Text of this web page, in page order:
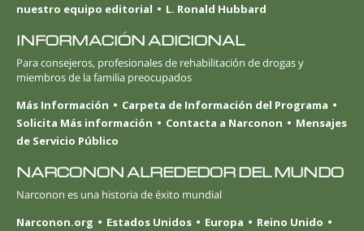
nuestro equipo editorial
L. Ronald Hubbard
INFORMACIÓN ADICIONAL
Para consejeros, profesionales de rehabilitación de drogas y
miembros de la familia preocupados
Más Información
Carpeta de Información del Programa
Solicita Más información
Contacta a Narconon
Mensajes
de Servicio Público
NARCONON ALREDEDOR DEL MUNDO
Narconon es una historia de éxito mundial
Narconon.org
Estados Unidos Europa
Reino Unido